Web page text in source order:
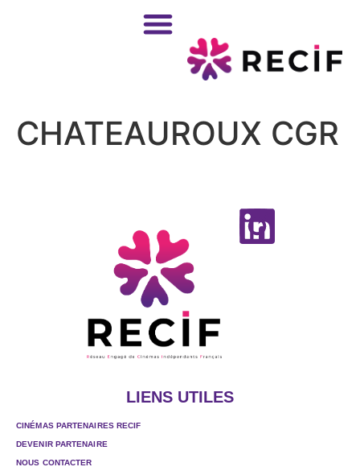
CHATEAUROUX CGR
LIENS UTILES
CINÉMAS PARTENAIRES RECIF
DEVENIR PARTENAIRE
NOUS CONTACTER